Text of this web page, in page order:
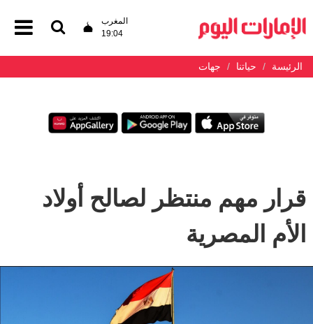
المغرب
19:04
الرئيسة حياتنا جهات
قرار مهم منتظر لصالح أولاد
الأم المصرية